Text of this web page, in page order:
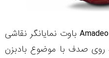
مجموعۀ Amadeo Fleurier 39 Fan باوت نمایانگر نقاشی
روی صدف با موضوع بادبزن